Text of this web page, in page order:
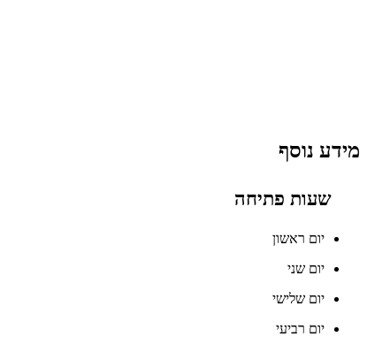
מידע נוסף
שעות פתיחה
יום ראשון
יום שני
יום שלישי
יום רביעי